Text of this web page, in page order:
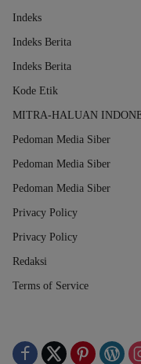
Indeks
Indeks Berita
Indeks Berita
Kode Etik
MITRA-HALUAN
Pedoman Media Siber
Pedoman Media Siber
Pedoman Media Siber
Privacy Policy
Privacy Policy
Redaksi
Terms of Service